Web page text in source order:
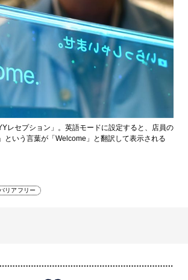
レセプション」。英語モードに設定すると、店員の
という言葉が「Welcome」と翻訳して表示される
バリアフリー